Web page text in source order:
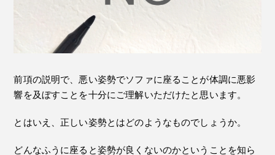
前項の説明で、悪い姿勢でソファに座ることが体調に悪影
響を及ぼすことを十分にご理解いただけたと思います。
とはいえ、正しい姿勢とはどのようなものでしょうか。
どんなふうに座ると姿勢が良くないのかということを知ら